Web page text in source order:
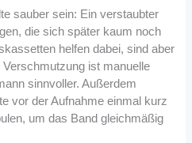
sauber sein: Ein verstaubter
die sich später kaum noch
helfen dabei, sind aber
ist manuelle
sinnvoller. Außerdem
vor der Aufnahme einmal kurz
um das Band gleichmäßig